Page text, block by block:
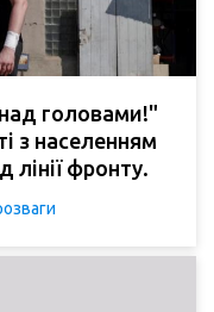
головами!"
з населенням
лінії фронту.